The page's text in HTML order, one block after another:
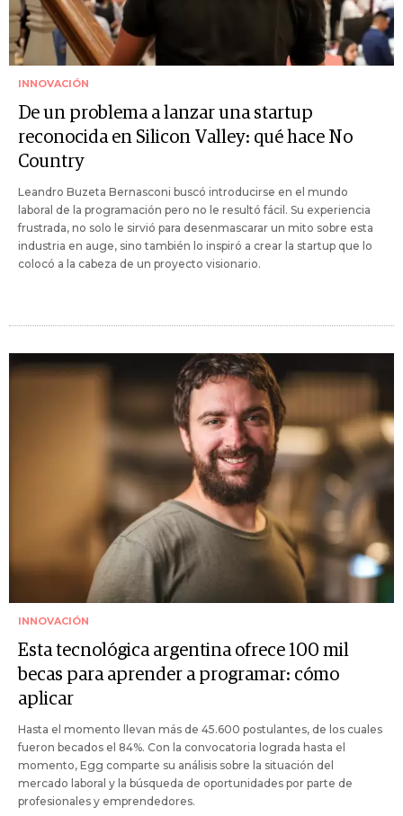
INNOVACIÓN
De un problema a lanzar una startup
reconocida en Silicon Valley: qué hace No
Country
Leandro Buzeta Bernasconi buscó introducirse en el mundo
laboral de la programación pero no le resultó fácil. Su experiencia
frustrada, no solo le sirvió para desenmascarar un mito sobre esta
industria en auge, sino también lo inspiró a crear la startup que lo
colocó a la cabeza de un proyecto visionario.
INNOVACIÓN
Esta tecnológica argentina ofrece 100 mil
becas para aprender a programar: cómo
aplicar
Hasta el momento llevan más de 45.600 postulantes, de los cuales
fueron becados el 84%. Con la convocatoria lograda hasta el
momento, Egg comparte su análisis sobre la situación del
mercado laboral y la búsqueda de oportunidades por parte de
profesionales y emprendedores.